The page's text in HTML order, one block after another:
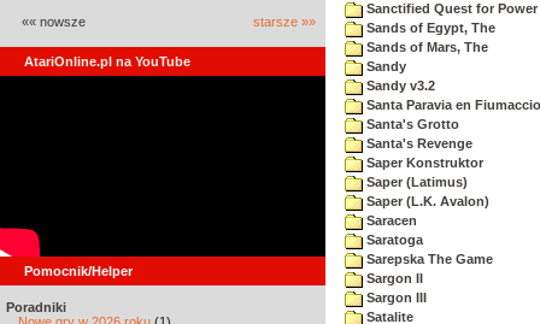
«« nowsze starsze »»
AtariOnline.pl na YouTube
Pomocnik/Helper
Poradniki
Sanctified Quest for Power
Sands of Egypt, The
Sands of Mars, The
Sandy
Sandy v3.2
Santa Paravia en Fiumaccio
Santa's Grotto
Santa's Revenge
Saper Konstruktor
Saper (Latimus)
Saper (L.K. Avalon)
Saracen
Saratoga
Sarepska The Game
Sargon II
Sargon III
Satalite